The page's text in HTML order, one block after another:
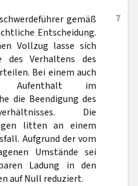
7
gemäß
Entscheidung.
Vollzug lasse sich
des Verhaltens des
Bei einem auch
Aufenthalt im
die Beendigung des
Die
litten an einem
Aufgrund der vom
Umstände sei
Ladung in den
auf Null reduziert.